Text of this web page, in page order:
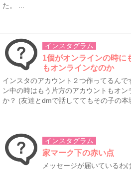
た。 ...
インスタグラム
1個がオンラインの時に
もオンラインなのか
インスタのアカウント２つ作ってるんで
ン中の時はもう片方のアカウントもオ
か？ (友達とdmで話しててもその子の本
インスタグラム
家マーク下の赤い点
メッセージが届いているわ